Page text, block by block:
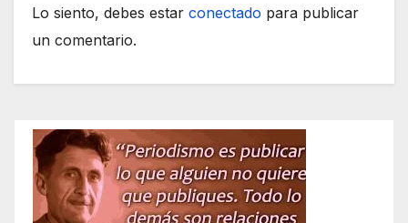
Lo siento, debes estar conectado para publicar
un comentario.